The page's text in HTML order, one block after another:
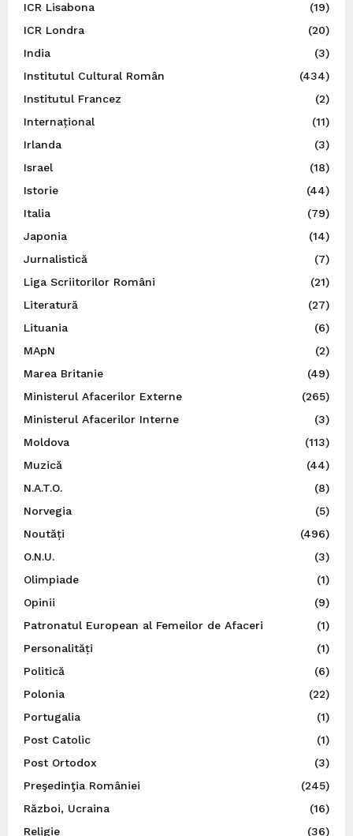
ICR Lisabona
(19)
ICR Londra
(20)
India
(3)
Institutul Cultural Român
(434)
Institutul Francez
(2)
Internațional
(11)
Irlanda
(3)
Israel
(18)
Istorie
(44)
Italia
(79)
Japonia
(14)
Jurnalistică
(7)
Liga Scriitorilor Români
(21)
Literatură
(27)
Lituania
(6)
MApN
(2)
Marea Britanie
(49)
Ministerul Afacerilor Externe
(265)
Ministerul Afacerilor Interne
(3)
Moldova
(113)
Muzică
(44)
N.A.T.O.
(8)
Norvegia
(5)
Noutăți
(496)
O.N.U.
(3)
Olimpiade
(1)
Opinii
(9)
Patronatul European al Femeilor de Afaceri
(1)
Personalități
(1)
Politică
(6)
Polonia
(22)
Portugalia
(1)
Post Catolic
(1)
Post Ortodox
(3)
Preşedinţia României
(245)
Război, Ucraina
(16)
Religie
(36)